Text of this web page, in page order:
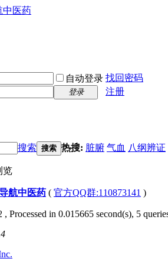
中医药
自动登录 找回密码
登录
注册
搜索 搜索 热搜: 脏腑 气血 八纲辨证
览
航中医药 ( 官方QQ群:110873141 )
, Processed in 0.015665 second(s), 5